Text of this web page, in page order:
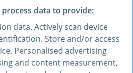
AI
hacer preguntas y obtener
data to provide:
data. Actively scan device
Store and/or access
Personalised advertising
and content measurement,